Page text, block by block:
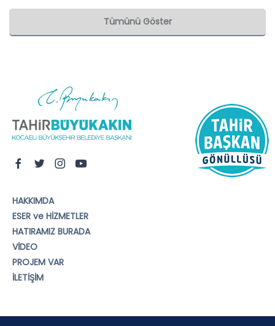
Tümünü Göster
HAKKIMDA
ESER ve HİZMETLER
HATIRAMIZ BURADA
VİDEO
PROJEM VAR
İLETİŞİM